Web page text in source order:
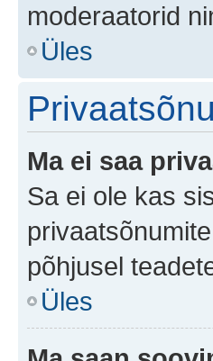
moderaatorid
Üles
Ma ei saa
Sa ei ole kas
põhjusel
Üles